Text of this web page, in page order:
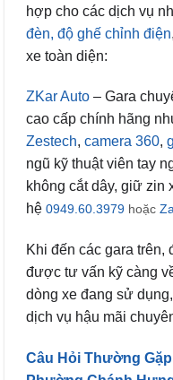
hợp cho các dịch vụ
đèn, độ ghế chỉnh điện,
xe toàn diện:
ZKar Auto – Gara
cao cấp chính hãng
Zestech, camera 360,
ngũ kỹ thuật viên tay
không cắt dây, giữ zin
hệ 0949.60.3979 hoặc
Khi đến các gara trên,
được tư vấn kỹ càng
dòng xe đang sử
dịch vụ hậu mãi
Câu Hỏi Thường